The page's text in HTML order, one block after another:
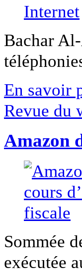
Bachar
En savoir
Revue du
Amazon
Sommée
exécutée